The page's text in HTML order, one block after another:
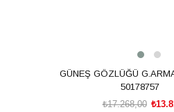
GÜNEŞ GÖZLÜĞÜ
50178757
₺17.268,00